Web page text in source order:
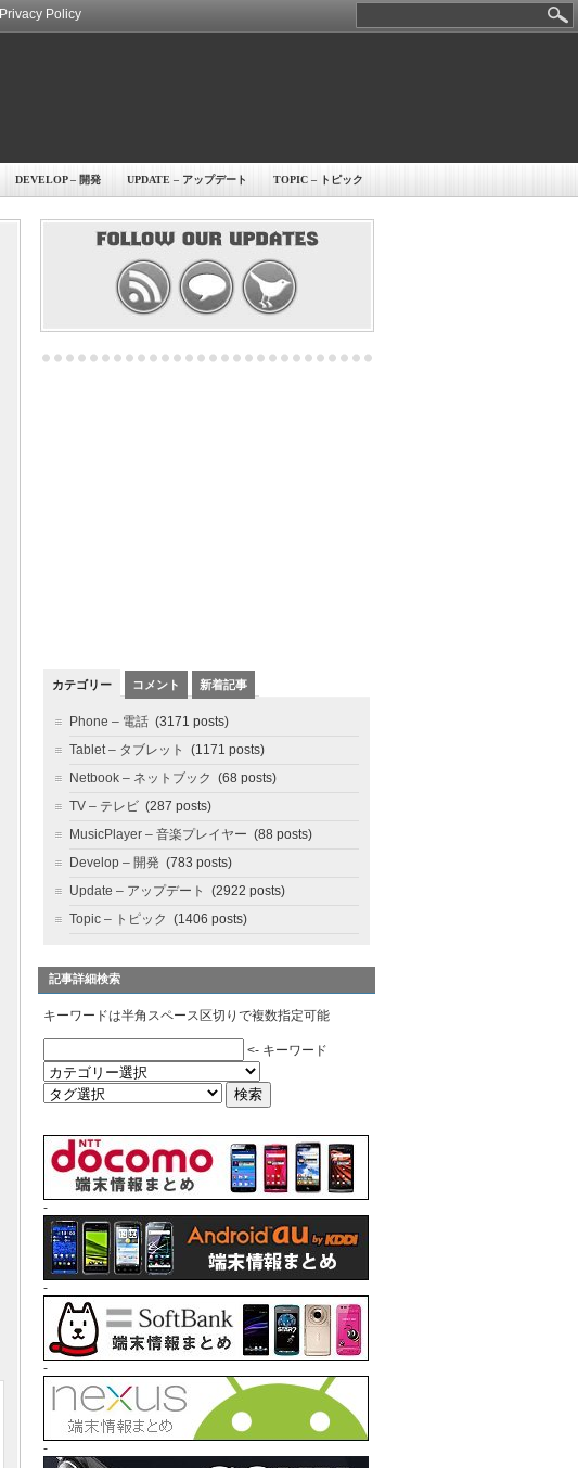
Privacy Policy
DEVELOP – 開発 UPDATE – アップデート TOPIC – トピック
カテゴリー コメント 新着記事
Phone – 電話 (3171 posts)
Tablet – タブレット
(1171 posts)
Netbook – ネットブック (68 posts)
TV – テレビ (287 posts)
MusicPlayer – 音楽プレイヤー (88 posts)
Develop – 開発 (783 posts)
Update – アップデート
(2922 posts)
Topic – トピック (1406 posts)
記事詳細検索
キーワードは半角スペース区切りで複数指定可能
<- キーワード
-
-
-
-